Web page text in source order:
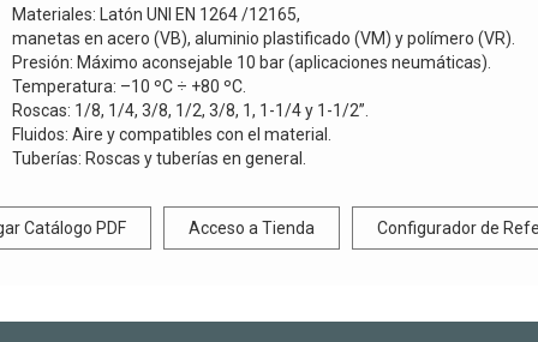
Materiales: Latón UNI EN 1264 /12165,
manetas en acero (VB), aluminio plastificado (VM) y polímero (VR).
Presión: Máximo aconsejable 10 bar (aplicaciones neumáticas).
Temperatura: –10 ºC ÷ +80 ºC.
Roscas: 1/8, 1/4, 3/8, 1/2, 3/8, 1, 1-1/4 y 1-1/2”.
Fluidos: Aire y compatibles con el material.
Tuberías: Roscas y tuberías en general.
Catálogo PDF Acceso a Tienda Configurador de